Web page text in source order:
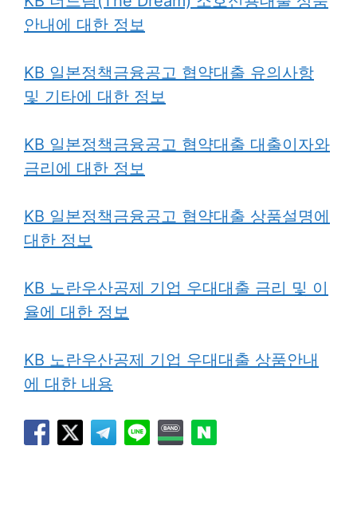
안내에 대한 정보
KB 일본정책금융공고 협약대출 유의사항
및 기타에 대한 정보
KB 일본정책금융공고 협약대출 대출이자와
금리에 대한 정보
KB 일본정책금융공고 협약대출 상품설명에
대한 정보
KB 노란우산공제 기업 우대대출 금리 및 이
율에 대한 정보
KB 노란우산공제 기업 우대대출 상품안내
에 대한 내용